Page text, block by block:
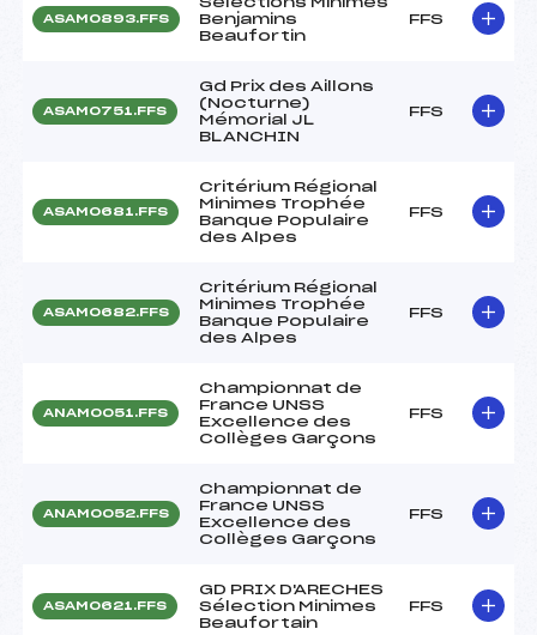
ASAM0893.FFS
Benjamins
Beaufortin
FFS
ASAM0751.FFS
Gd Prix des Aillons
(Nocturne)
Mémorial JL
BLANCHIN
FFS
ASAM0681.FFS
Critérium Régional
Minimes Trophée
Banque Populaire
des Alpes
FFS
ASAM0682.FFS
Critérium Régional
Minimes Trophée
Banque Populaire
des Alpes
FFS
ANAM0051.FFS
Championnat de
France UNSS
Excellence des
Collèges Garçons
FFS
ANAM0052.FFS
Championnat de
France UNSS
Excellence des
Collèges Garçons
FFS
ASAM0621.FFS
GD PRIX D'ARECHES
Sélection Minimes
Beaufortain
FFS